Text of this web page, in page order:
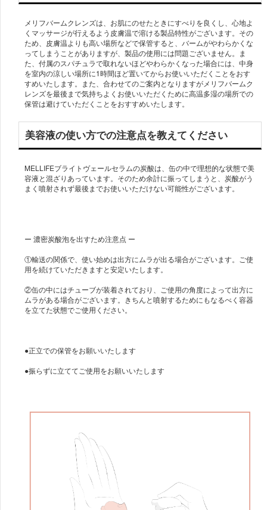
メリフバームクレンズは、お肌にのせたときにすべりを良くし、心地よ
くマッサージが行えるよう皮膚温で溶ける製品特性がございます。その
ため、皮膚温よりも高い場所などで保管すると、バームがやわらかくな
ってしまうことがありますが、製品の使用には問題ございません。ま
た、付属のスパチュラで取れないほどやわらかくなった場合には、中身
を室内の涼しい場所に1時間ほど置いてからお使いいただくことをおす
すめいたします。また、合わせてのご案内となりますがメリフバームク
レンズを最後まで気持ちよくお使いいただくために高温多湿の場所での
保管は避けていただくことをおすすめいたします。
美容液の使い方での注意点を教えてください
MELLIFEブライトヴェールセラムの炭酸は、缶の中で理想的な状態で美
容液と混ざりあっています。そのため余計に振ってしまうと、炭酸がう
ー 濃密炭酸泡を出すため注意点 ー
①輸送の関係で、使い始めは出方にムラが出る場合がございます。ご使
用を続けていただきますと安定いたします。
②缶の中にはチューブが装着されており、ご使用の角度によって出方に
ムラがある場合がございます。きちんと噴射するためにもなるべく容器
を立てた状態でご使用ください。
●正立での保管をお願いいたします
●振らずに立ててご使用をお願いいたします